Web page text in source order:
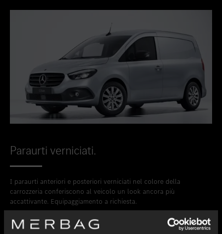
Paraurti verniciati.
I paraurti anteriori e posteriori verniciati nel colore della
carrozzeria conferiscono al veicolo un look ancora più
accattivante. Equipaggiamento a richiesta.